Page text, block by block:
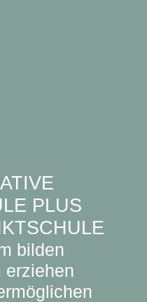
PLUS
bilden
erziehen